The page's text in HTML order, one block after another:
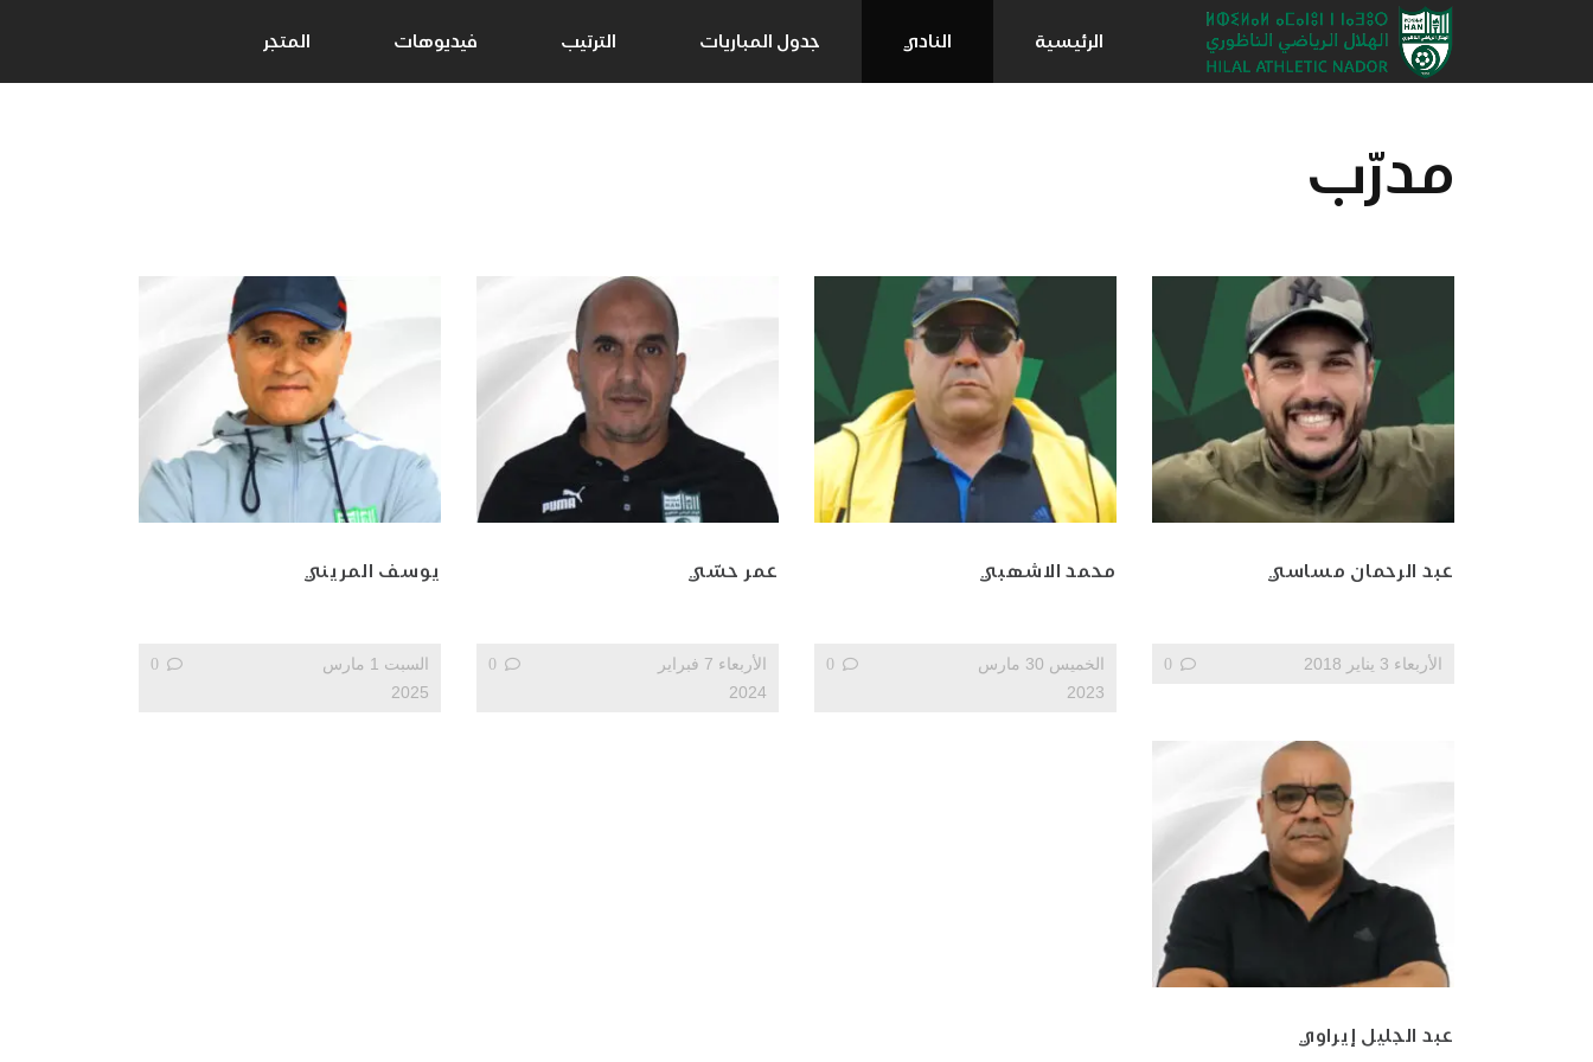
الرئيسية النادي جدول المباريات الترتيب فيديوهات المتجر
مدرّب
يوسف المريني
السبت 1 مارس
2025
0
عمر حسّي
الأربعاء 7 فبراير
2024
0
محمد الاشهبي
الخميس 30 مارس
2023
0
عبد الرحمان مساسي
الأربعاء 3 يناير 2018 0
عبد الجليل إيراوي